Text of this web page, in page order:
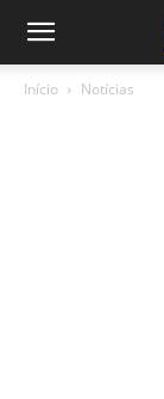
Início Notícias